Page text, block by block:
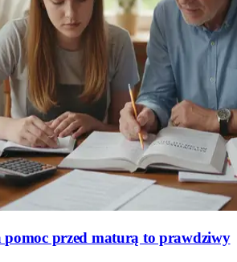
przed maturą to prawdziwy